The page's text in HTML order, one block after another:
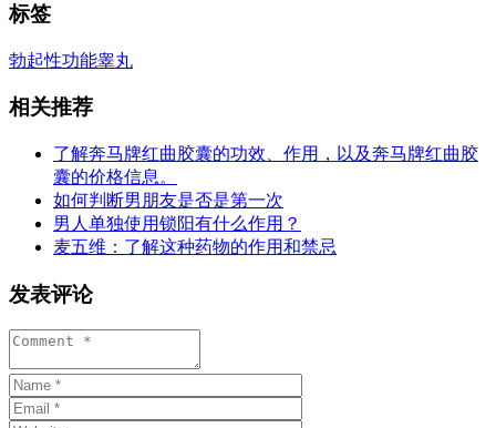
标签
勃起性功能睾丸
相关推荐
了解奔马牌红曲胶囊的功效、作用，以及奔马牌红曲胶
囊的价格信息。
如何判断男朋友是否是第一次
男人单独使用锁阳有什么作用？
麦五维：了解这种药物的作用和禁忌
发表评论